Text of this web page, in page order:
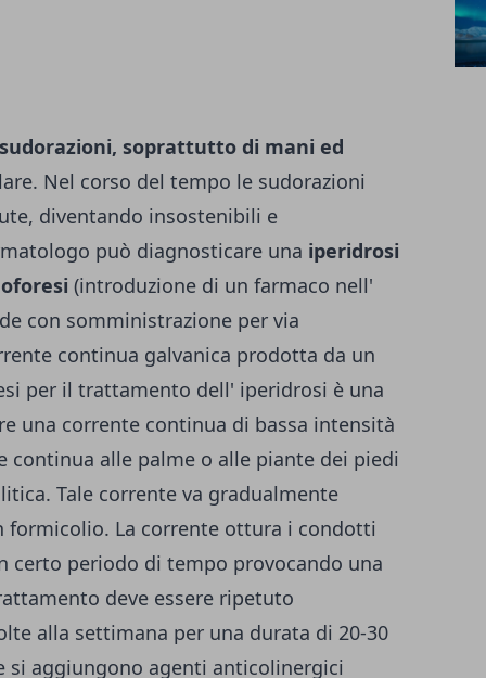
soprattutto di mani ed
Nel corso del tempo le sudorazioni
diventando insostenibili e
può diagnosticare una iperidrosi
(introduzione di un farmaco nell'
con somministrazione per via
continua galvanica prodotta da un
per il trattamento dell' iperidrosi è una
una corrente continua di bassa intensità
alle palme o alle piante dei piedi
Tale corrente va gradualmente
formicolio. La corrente ottura i condotti
certo periodo di tempo provocando una
deve essere ripetuto
alla settimana per una durata di 20-30
aggiungono agenti anticolinergici